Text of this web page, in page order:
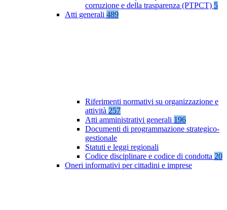
corruzione e della trasparenza (PTPCT) 5
Atti generali 489
Riferimenti normativi su organizzazione e
attività 257
Atti amministrativi generali 196
Documenti di programmazione strategico-
gestionale
Statuti e leggi regionali
Codice disciplinare e codice di condotta 20
Oneri informativi per cittadini e imprese